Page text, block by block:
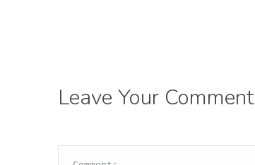
Leave Your Comment